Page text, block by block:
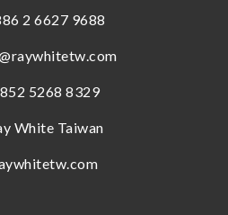
2 6627 9688
5268 8329
White Taiwan